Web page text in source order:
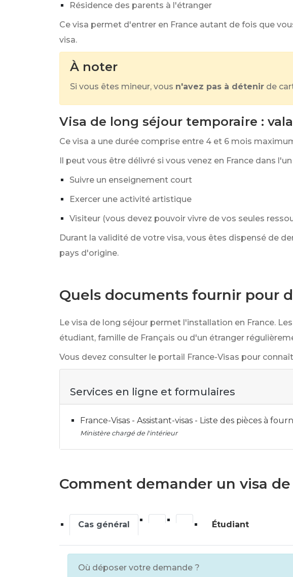
Résidence des parents à l'étranger
Ce visa permet d'entrer en France autant de fois que
visa.
À noter
Si vous êtes mineur, vous n'avez pas à détenir de
Visa de long séjour temporaire :
Ce visa a une durée comprise entre 4 et 6 mois
Il peut vous être délivré si vous venez en France dans
Suivre un enseignement court
Exercer une activité artistique
Visiteur (vous devez pouvoir vivre de vos seules
Durant la validité de votre visa, vous êtes dispensé de
pays d'origine.
Quels documents fournir pour
Le visa de long séjour permet l'installation en France.
étudiant, famille de Français ou d'un étranger
Vous devez consulter le portail France-Visas pour
Services en ligne et formulaires
France-Visas - Assistant-visas - Liste des pièces à
Ministère chargé de l'intérieur
Comment demander un visa
Cas général Étudiant
Où déposer votre demande ?